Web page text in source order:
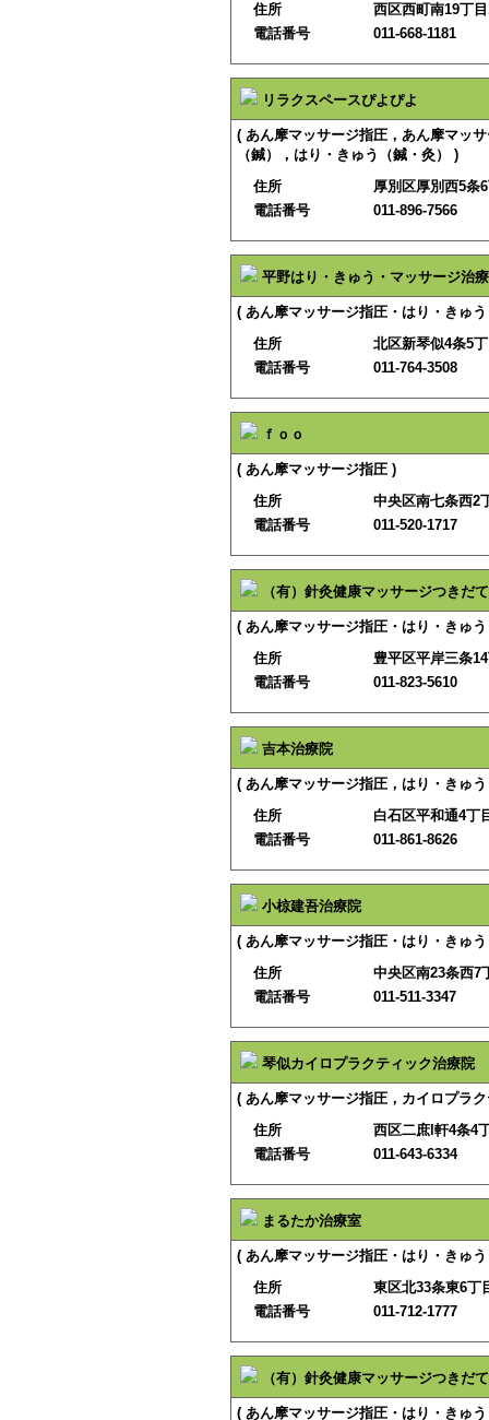
住所
西区西町南19丁
電話番号
011-668-1181
リラクスペースぴよぴよ
( あん摩マッサージ指圧，あん摩マッ
（鍼），はり・きゅう（鍼・灸） )
住所
厚別区厚別西5条
電話番号
011-896-7566
平野はり・きゅう・マッサージ治
( あん摩マッサージ指圧・はり・きゅ
住所
北区新琴似4条5
電話番号
011-764-3508
ｆｏｏ
( あん摩マッサージ指圧 )
住所
中央区南七条西2
電話番号
011-520-1717
（有）針灸健康マッサージつきだて
( あん摩マッサージ指圧・はり・きゅ
住所
豊平区平岸三条
電話番号
011-823-5610
吉本治療院
( あん摩マッサージ指圧，はり・きゅ
住所
白石区平和通4丁
電話番号
011-861-8626
小椋建吾治療院
( あん摩マッサージ指圧・はり・きゅ
住所
中央区南23条西7
電話番号
011-511-3347
琴似カイロプラクティック治療院
( あん摩マッサージ指圧，カイロプラ
住所
西区二庶l軒4条4
電話番号
011-643-6334
まるたか治療室
( あん摩マッサージ指圧・はり・きゅ
住所
東区北33条東6丁
電話番号
011-712-1777
（有）針灸健康マッサージつきだて
( あん摩マッサージ指圧・はり・きゅ